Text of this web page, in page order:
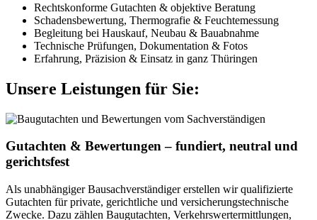
Rechtskonforme Gutachten & objektive Beratung
Schadensbewertung, Thermografie & Feuchtemessung
Begleitung bei Hauskauf, Neubau & Bauabnahme
Technische Prüfungen, Dokumentation & Fotos
Erfahrung, Präzision & Einsatz in ganz Thüringen
Unsere Leistungen für Sie:
Gutachten & Bewertungen – fundiert, neutral und
gerichtsfest
Als unabhängiger Bausachverständiger erstellen wir qualifizierte
Gutachten für private, gerichtliche und versicherungstechnische
Zwecke. Dazu zählen Baugutachten, Verkehrswertermittlungen,